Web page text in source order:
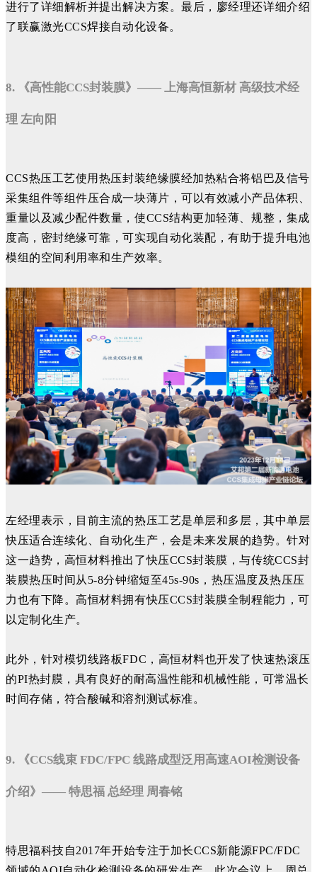
进行了详细解析并提出解决方案。最后，
廖经理还详细介绍
了联赢激光CCS焊接自动化设备。
8. 《高性能CCS封装膜》—— 上海高恒新材 高级技术经
理 左向阳
CCS热压工艺使用热压封装绝缘膜经加热粘合将铝巴及信号
采集组件等组件压合成一块薄片，可以有效减小产品体积、
重量以及减少配件数量，使CCS结构更加轻薄、规整，集成
度高，密封绝缘可靠，可实现自动化装配，有助于提升电池
模组的空间利用率和生产效率。
左经理表示，目前主流的热压工艺是单层和多层，其中单层
快压适合连续化、自动化生产，会是未来发展的趋势。针对
这一趋势，高恒材料推出了快压CCS封装膜，与传统CCS封
装膜热压时间从5-8分钟缩短至45s-90s，热压温度及热压压
力也有下降。高恒材料拥有快压CCS封装膜全制程能力，可
以定制化生产。
此外，针对模切线路板FDC，高恒材料也开发了快速热滚压
的PI热封膜，具有良好的耐高温性能和机械性能，可常温长
时间存储，符合酸碱和溶剂测试标准。
9. 《CCS线束 FDC/FPC 线路成型泛用高速AOI检测设备
介绍》—— 特思福 总经理 周春铭
特思福科技自2017年开始专注于加长CCS新能源FPC/FDC